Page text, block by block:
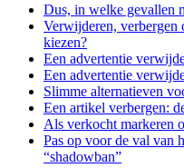
Dus, in welke gevallen
Verwijderen, verbergen
kiezen?
Een advertentie
Een advertentie
Slimme alternatieven
Een artikel verbergen:
Als verkocht markeren
Pas op voor de val van
“shadowban”